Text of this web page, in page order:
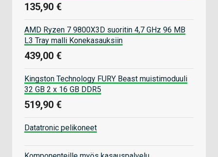
135,90 €
AMD Ryzen 7 9800X3D suoritin 4,7 GHz 96 MB
L3 Tray malli Konekasauksiin
439,00 €
Kingston Technology FURY Beast muistimoduuli
32 GB 2 x 16 GB DDR5
519,90 €
Datatronic pelikoneet